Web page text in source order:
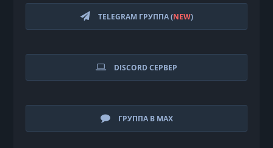
TELEGRAM ГРУППА (NEW)
DISCORD СЕРВЕР
ГРУППА В MAX